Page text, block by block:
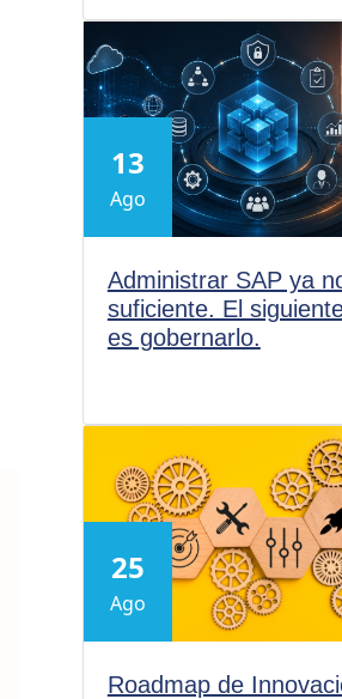
13
Ago
Administrar SAP ya
suficiente. El
es gobernarlo.
25
Ago
Roadmap de